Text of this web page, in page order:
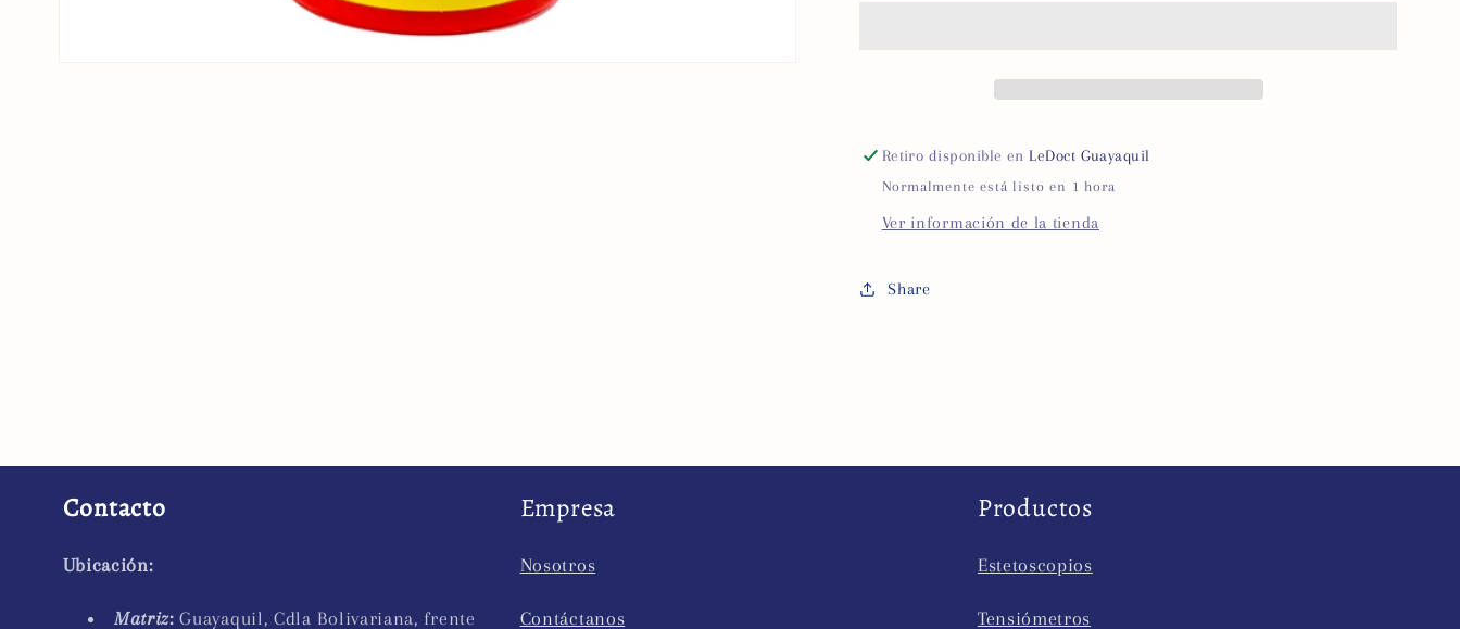
Retiro disponible enLeDoct Guayaquil
Normalmente está listo en 1 hora
Ver información de la tienda
Share
Contacto
Ubicación:
Matriz:Guayaquil, Cdla Bolivariana, frente
Empresa
Nosotros
Contáctanos
Productos
Estetoscopios
Tensiómetros